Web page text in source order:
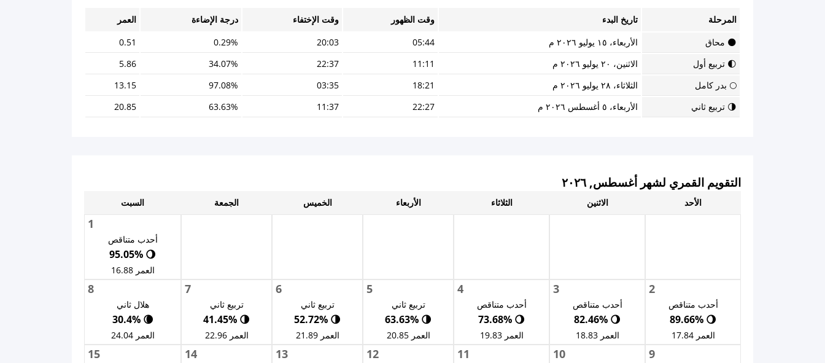
المرحلة تاريخ البدء وقت الظهور وقت الإختفاء درجة الإضاءة
العمر
🌑 محاق
الأربعاء، ١٥ يوليو ٢٠٢٦ م 05:44
20:03
0.29%
0.51
🌓 تربيع أول
الاثنين، ٢٠ يوليو ٢٠٢٦ م 11:11
22:37
34.07%
5.86
🌕 بدر كامل
الثلاثاء، ٢٨ يوليو ٢٠٢٦ م 18:21
03:35
97.08%
13.15
🌗 تربيع ثاني
الأربعاء، ٥ أغسطس ٢٠٢٦ م 22:27
11:37
63.63%
20.85
التقويم القمري لشهر أغسطس, ٢٠٢٦
الأحد الاثنين الثلاثاء الأربعاء الخميس الجمعة السبت
1
أحدب متناقص
🌖 95.05%
العمر 16.88
2
أحدب متناقص
🌖 89.66%
العمر 17.84
3
أحدب متناقص
🌖 82.46%
العمر 18.83
4
أحدب متناقص
🌖 73.68%
العمر 19.83
5
تربيع ثاني
🌗 63.63%
العمر 20.85
6
تربيع ثاني
🌗 52.72%
العمر 21.89
7
تربيع ثاني
🌗 41.45%
العمر 22.96
8
هلال ثاني
🌘 30.4%
العمر 24.04
9
10
11
12
13
14
15